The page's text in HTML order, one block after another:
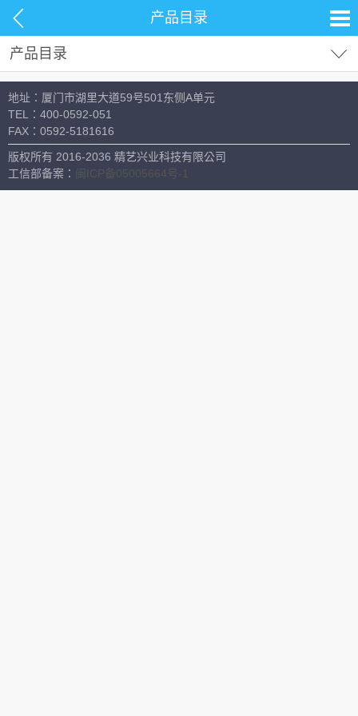
产品目录
产品目录
试剂耗材
分析仪器
材料测试
生命科学
地址：厦门市湖里大道59号501东侧A单元
TEL： 400-0592-051
FAX： 0592-5181616
版权所有 2016-2036 精艺兴业科技有限公司
工信部备案： 闽ICP备05005664号-1